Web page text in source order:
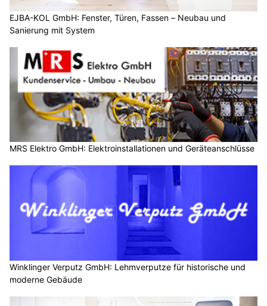
EJBA-KOL GmbH: Fenster, Türen, Fassen – Neubau und
Sanierung mit System
MRS Elektro GmbH: Elektroinstallationen und Geräteanschlüsse
Winklinger Verputz GmbH: Lehmverputze für historische und
moderne Gebäude